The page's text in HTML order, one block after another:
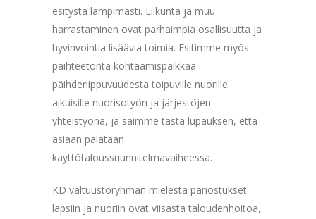
esitystä lämpimästi. Liikunta ja muu
harrastaminen ovat parhaimpia osallisuutta ja
hyvinvointia lisääviä toimia. Esitimme myös
päihteetöntä kohtaamispaikkaa
päihderiippuvuudesta toipuville nuorille
aikuisille nuorisotyön ja järjestöjen
yhteistyönä, ja saimme tästä lupauksen, että
asiaan palataan
käyttötaloussuunnitelmavaiheessa.
KD valtuustoryhmän mielestä panostukset
lapsiin ja nuoriin ovat viisasta taloudenhoitoa,